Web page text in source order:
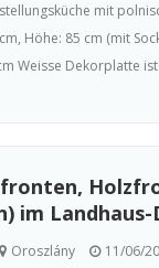
mit
Höhe: 85 cm (mit
Weisse Dekorplatte
im Landhaus-
Oroszlány 11/06/